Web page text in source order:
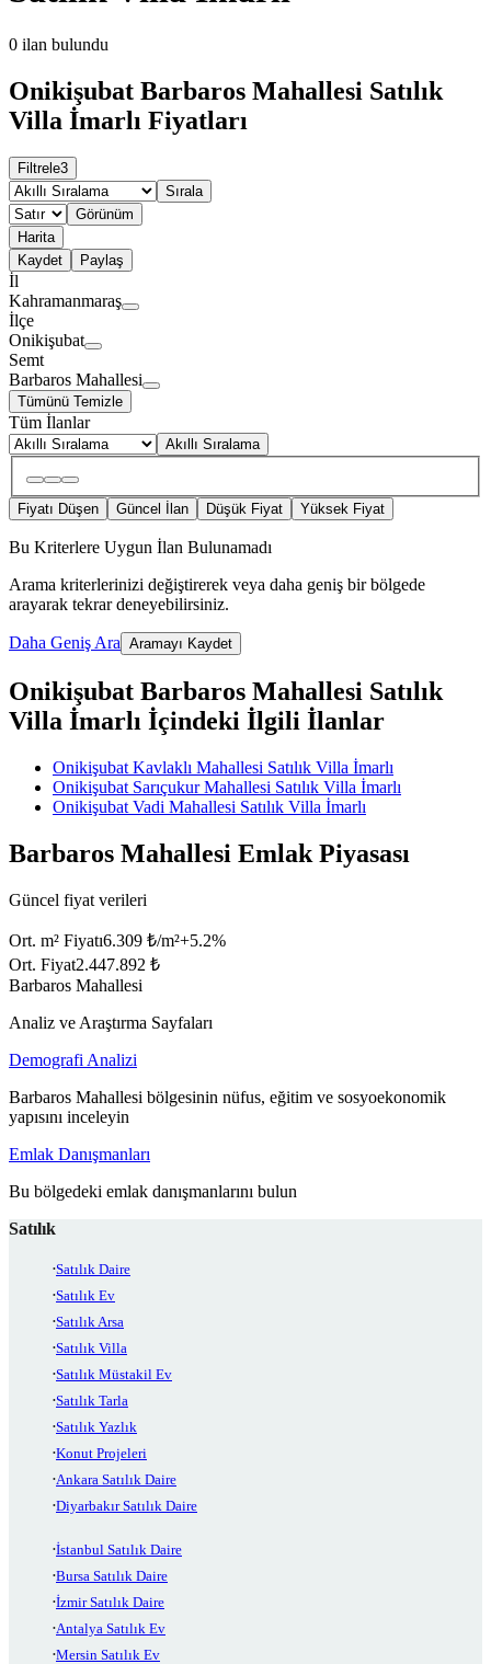
0 ilan bulundu
Onikişubat Barbaros Mahallesi Satılık
Villa İmarlı Fiyatları
Filtrele3
Sırala
Görünüm
Harita
Kaydet
Paylaş
İl
Kahramanmaraş
İlçe
Onikişubat
Semt
Barbaros Mahallesi
Tümünü Temizle
Tüm İlanlar
Akıllı Sıralama
Fiyatı Düşen Güncel İlan Düşük Fiyat Yüksek Fiyat
Bu Kriterlere Uygun İlan Bulunamadı
Arama kriterlerinizi değiştirerek veya daha geniş bir bölgede
arayarak tekrar deneyebilirsiniz.
Daha Geniş Ara Aramayı Kaydet
Onikişubat Barbaros Mahallesi Satılık
Villa İmarlı İçindeki İlgili İlanlar
Onikişubat Kavlaklı Mahallesi Satılık Villa İmarlı
Onikişubat Sarıçukur Mahallesi Satılık Villa İmarlı
Onikişubat Vadi Mahallesi Satılık Villa İmarlı
Barbaros Mahallesi Emlak Piyasası
Güncel fiyat verileri
Ort. m² Fiyatı6.309 ₺/m²+5.2%
Ort. Fiyat2.447.892 ₺
Barbaros Mahallesi
Analiz ve Araştırma Sayfaları
Demografi Analizi
Barbaros Mahallesi bölgesinin nüfus, eğitim ve sosyoekonomik
yapısını inceleyin
Emlak Danışmanları
Bu bölgedeki emlak danışmanlarını bulun
Satılık
Satılık Daire
Satılık Ev
Satılık Arsa
Satılık Villa
Satılık Müstakil Ev
Satılık Tarla
Satılık Yazlık
Konut Projeleri
Ankara Satılık Daire
Diyarbakır Satılık Daire
İstanbul Satılık Daire
Bursa Satılık Daire
İzmir Satılık Daire
Antalya Satılık Ev
Mersin Satılık Ev